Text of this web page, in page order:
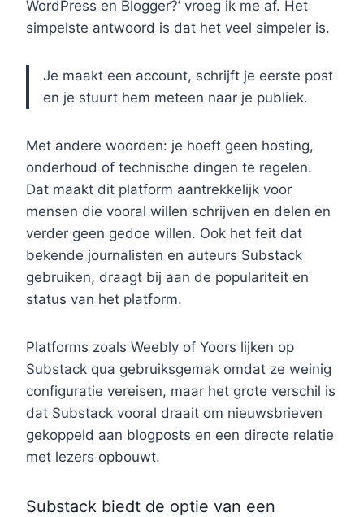
WordPress en Blogger?’ vroeg ik me af. Het
simpelste antwoord is dat het veel simpeler is.
Je maakt een account, schrijft je eerste post
en je stuurt hem meteen naar je publiek.
Met andere woorden: je hoeft geen hosting,
onderhoud of technische dingen te regelen.
Dat maakt dit platform aantrekkelijk voor
mensen die vooral willen schrijven en delen en
verder geen gedoe willen. Ook het feit dat
bekende journalisten en auteurs Substack
gebruiken, draagt bij aan de populariteit en
status van het platform.
Platforms zoals Weebly of Yoors lijken op
Substack qua gebruiksgemak omdat ze weinig
configuratie vereisen, maar het grote verschil is
dat Substack vooral draait om nieuwsbrieven
gekoppeld aan blogposts en een directe relatie
met lezers opbouwt.
Substack biedt de optie van een